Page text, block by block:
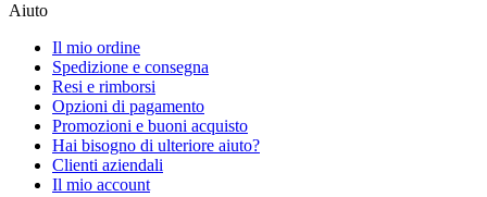
Aiuto
Il mio ordine
Spedizione e consegna
Resi e rimborsi
Opzioni di pagamento
Promozioni e buoni acquisto
Hai bisogno di ulteriore aiuto?
Clienti aziendali
Il mio account